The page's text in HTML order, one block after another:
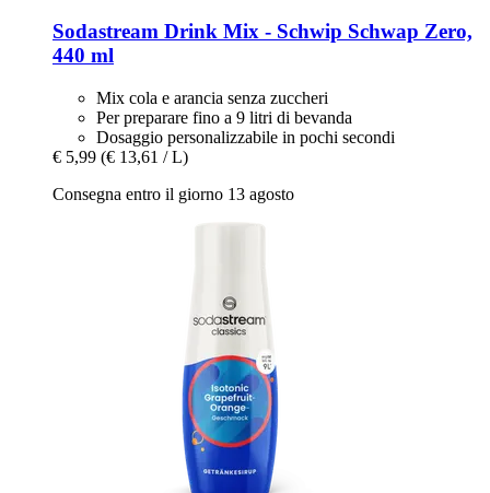
Sodastream Drink Mix -​ Schwip Schwap Zero,
440 ml
Mix cola e arancia senza zuccheri
Per preparare fino a 9 litri di bevanda
Dosaggio personalizzabile in pochi secondi
€ 5,99 (€ 13,61 / L)
Consegna entro il giorno 13 agosto